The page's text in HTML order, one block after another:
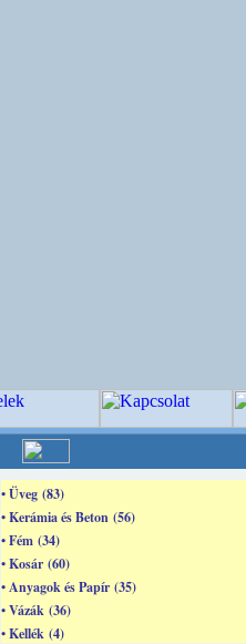
• Üveg (83)
• Kerámia és Beton (56)
• Fém (34)
• Kosár (60)
• Anyagok és Papír (35)
• Vázák (36)
• Kellék (4)